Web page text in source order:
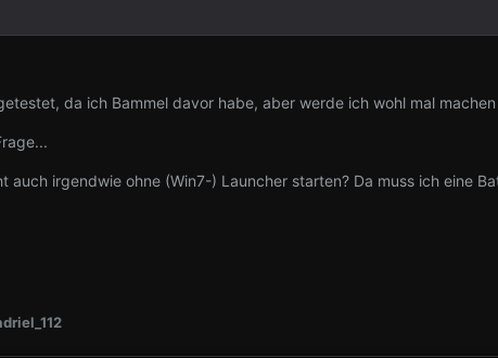
da ich Bammel davor habe, aber werde ich wohl mal
auch irgendwie ohne (Win7-) Launcher starten? Da muss ich eine